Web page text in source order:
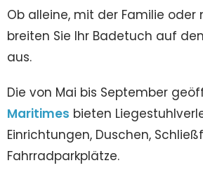
Ob alleine, mit der Familie oder
breiten Sie Ihr Badetuch auf
aus.
Die von Mai bis September
Maritimes bieten
Einrichtungen, Duschen,
Fahrradparkplätze.